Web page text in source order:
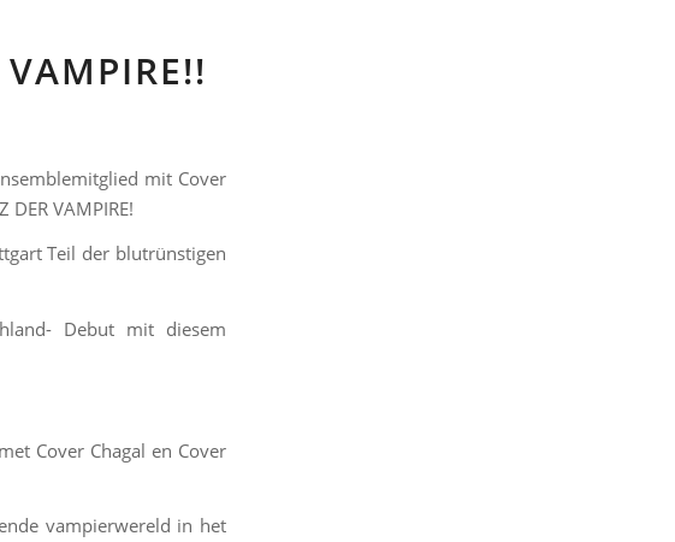
mit Cover
VAMPIRE!
Teil der blutrünstigen
Debut mit diesem
Cover Chagal en Cover
vampierwereld in het